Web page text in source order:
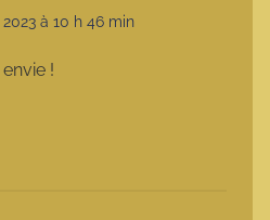
à 10 h 46 min
!